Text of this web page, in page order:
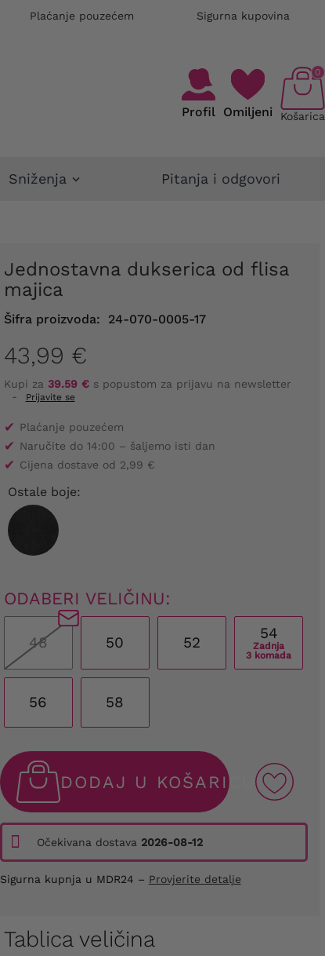
Plaćanje pouzećem Sigurna kupovina
Profil Omiljeni Košarica
0
Sniženja Pitanja i odgovori
Jednostavna dukserica od flisa
majica
Šifra proizvoda: 24-070-0005-17
43,99 €
Kupi za 39.59 €s popustom za prijavu na newsletter
-
Prijavite se
✔ Plaćanje pouzećem
✔ Naručite do 14:00 – šaljemo isti dan
✔ Cijena dostave od 2,99 €
Ostale boje:
ODABERI VELIČINU:
48 50 52
54
Zadnja
3 komada
56 58
DODAJ U KOŠARICU
Očekivana dostava 2026-08-12
Sigurna kupnja u MDR24 – Provjerite detalje
Tablica veličina